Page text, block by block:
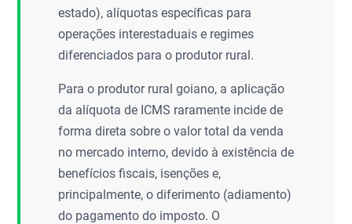
estado), alíquotas específicas para
operações interestaduais e regimes
diferenciados para o produtor rural.
Para o produtor rural goiano, a aplicação
da alíquota de ICMS raramente incide de
forma direta sobre o valor total da venda
no mercado interno, devido à existência de
benefícios fiscais, isenções e,
principalmente, o diferimento (adiamento)
do pagamento do imposto. O